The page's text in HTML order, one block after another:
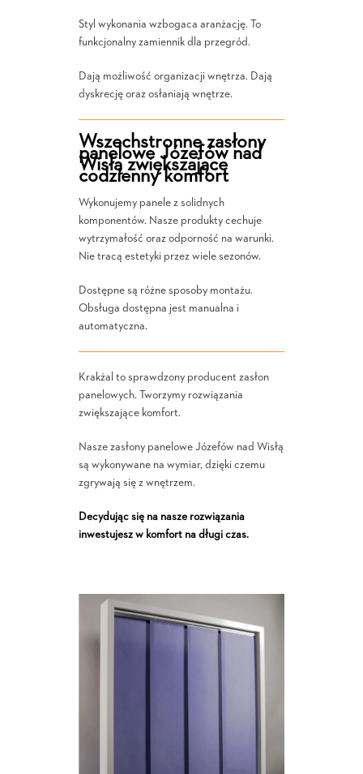
Styl wykonania wzbogaca aranżację. To
funkcjonalny zamiennik dla przegród.
Dają możliwość organizacji wnętrza. Dają
dyskrecję oraz osłaniają wnętrze.
Wszechstronne zasłony
panelowe Józefów nad
Wisłą zwiększające
codzienny komfort
Wykonujemy panele z solidnych
komponentów. Nasze produkty cechuje
wytrzymałość oraz odporność na warunki.
Nie tracą estetyki przez wiele sezonów.
Dostępne są różne sposoby montażu.
Obsługa dostępna jest manualna i
automatyczna.
Krakżal to sprawdzony producent zasłon
panelowych. Tworzymy rozwiązania
zwiększające komfort.
Nasze zasłony panelowe Józefów nad Wisłą
są wykonywane na wymiar, dzięki czemu
zgrywają się z wnętrzem.
Decydując się na nasze rozwiązania
inwestujesz w komfort na długi czas.